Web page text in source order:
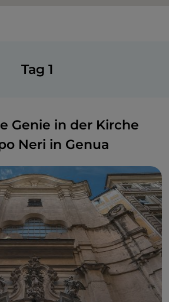
Tag 1
Genie in der Kirche
Neri in Genua